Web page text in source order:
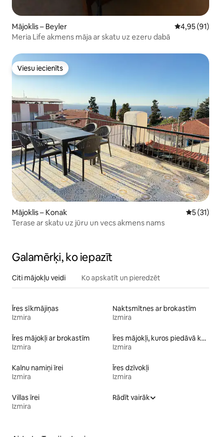
Mājoklis – Beyler Vidējais
4,95 (91)
Meria Life akmens māja ar skatu uz ezeru dabā
Viesu iecienīts
Viesu iecienīts
Mājoklis – Konak Vidējais
5 (31)
Terase ar skatu uz jūru un vecs akmens nams
Galamērķi, ko iepazīt
Citi mājokļu veidi Ko apskatīt un pieredzēt
Īres sīkmājiņas
Izmira
Naktsmītnes ar brokastīm
Izmira
Īres mājokļi ar brokastīm
Izmira
Īres mājokļi, kuros piedāvā kajakus
Izmira
Kalnu namiņi īrei
Izmira
Īres dzīvokļi
Izmira
Villas īrei
Izmira
Rādīt vairāk